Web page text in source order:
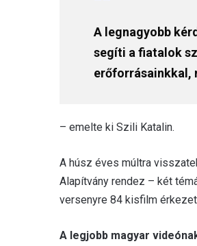
A legnagyobb
segíti a fiatalok
erőforrásainkkal,
– emelte ki Szili Katalin.
A húsz éves múltra
Alapítvány rendez – két
versenyre 84 kisfilm
A legjobb magyar